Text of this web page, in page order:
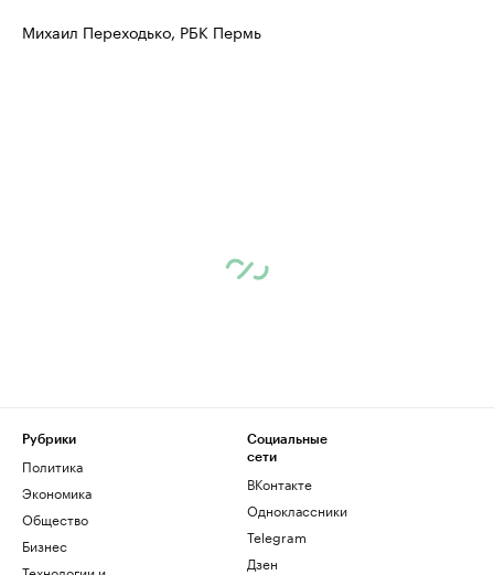
Михаил Переходько, РБК Пермь
Рубрики
Политика
Экономика
Общество
Бизнес
Социальные
сети
ВКонтакте
Одноклассники
Telegram
Дзен